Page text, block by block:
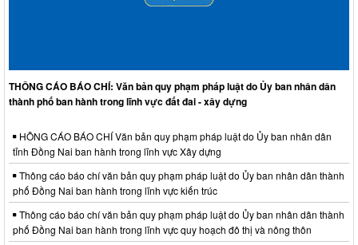
THÔNG CÁO BÁO CHÍ: Văn bản quy phạm pháp luật do Ủy ban nhân dân
thành phố ban hành trong lĩnh vực đất đai - xây dựng
HÔNG CÁO BÁO CHÍ Văn bản quy phạm pháp luật do Ủy ban nhân dân
tỉnh Đồng Nai ban hành trong lĩnh vực Xây dựng
Thông cáo báo chí văn bản quy phạm pháp luật do Ủy ban nhân dân thành
phố Đồng Nai ban hành trong lĩnh vực kiến trúc
Thông cáo báo chí văn bản quy phạm pháp luật do Ủy ban nhân dân thành
phố Đồng Nai ban hành trong lĩnh vực quy hoạch đô thị và nông thôn